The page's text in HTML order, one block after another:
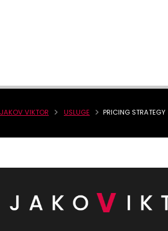
JAKOV VIKTOR USLUGE PRICING STRATEGY